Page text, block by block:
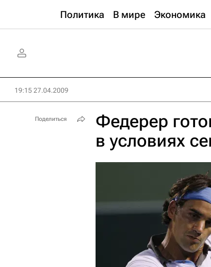
Политика В мире Экономика
19:15 27.04.2009
Федерер
в условиях
Поделиться